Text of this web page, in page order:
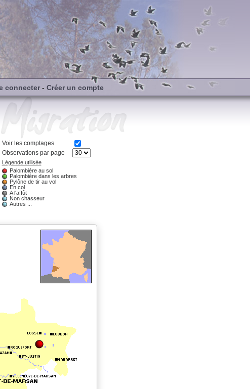
connecter- Créer un compte
Voir les comptages
Observations par page
Légende utilisée
Palombière au sol
Palombière dans les arbres
Pylône de tir au vol
En col
A l'affût
Non chasseur
Autres ...